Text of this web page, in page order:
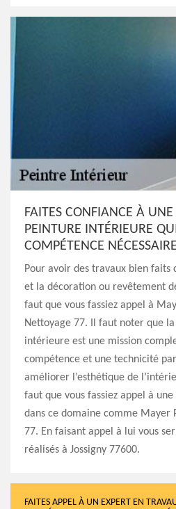
FAITES CONFIANCE À UNE
PEINTURE INTÉRIEURE
COMPÉTENCE
Pour avoir des travaux bien
et la décoration ou revêtement
faut que vous fassiez appel à
Nettoyage 77. Il faut noter que
intérieure est une mission
compétence et une technicité
améliorer l’esthétique de
faut que vous fassiez appel à
dans ce domaine comme Mayer
77. En faisant appel à lui vous
réalisés à Jossigny 77600.
FAITES APPEL À UN EXPERT EN